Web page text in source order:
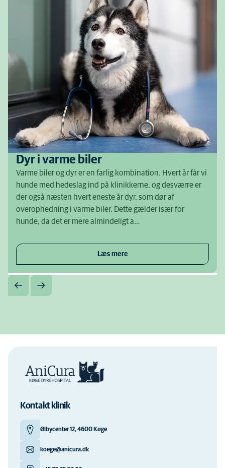
Dyr i varme biler
Varme biler og dyr er en farlig kombination. Hvert år får vi
hunde med hedeslag ind på klinikkerne, og desværre er
der også næsten hvert eneste år dyr, som dør af
overophedning i varme biler. Dette gælder især for
hunde, da det er mere almindeligt a…
Læs mere
Kontakt klinik
Ølbycenter 12, 4600 Køge
koege@anicura.dk